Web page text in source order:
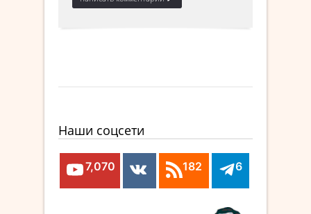
Наши соцсети
7,070 182 6